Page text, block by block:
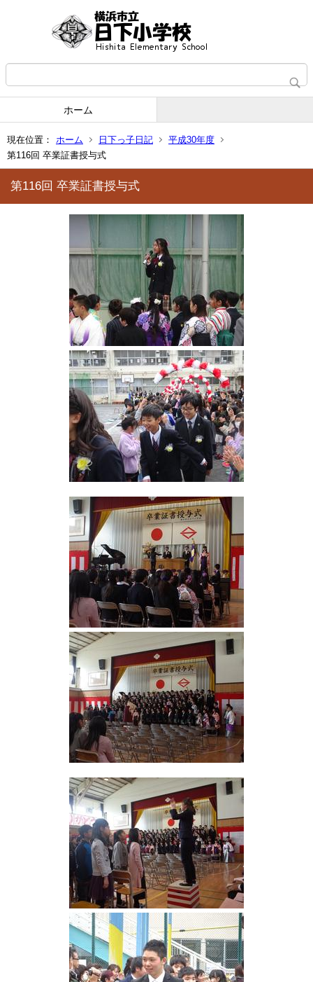
ホーム
現在位置： ホーム 日下っ子日記
平成30年度
第116回 卒業証書授与式
第116回 卒業証書授与式